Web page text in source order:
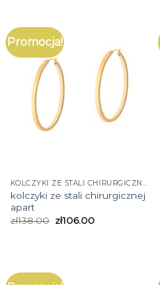
Promocja!
KOLCZYKI ZE STALI CHIRURGICZNEJ APART
kolczyki ze stali chirurgicznej
apart
zł138.00 zł106.00